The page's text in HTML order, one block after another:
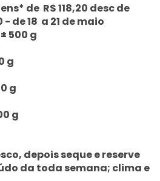
de R$ 118,20 desc de
- de 18 a 21 de maio
500 g
g
g
g
depois seque e reserve
da toda semana; clima e